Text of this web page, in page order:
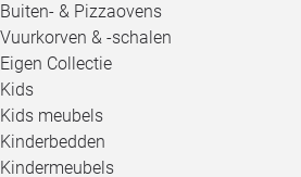
Buiten- & Pizzaovens
Vuurkorven & -schalen
Eigen Collectie
Kids
Kids meubels
Kinderbedden
Kindermeubels